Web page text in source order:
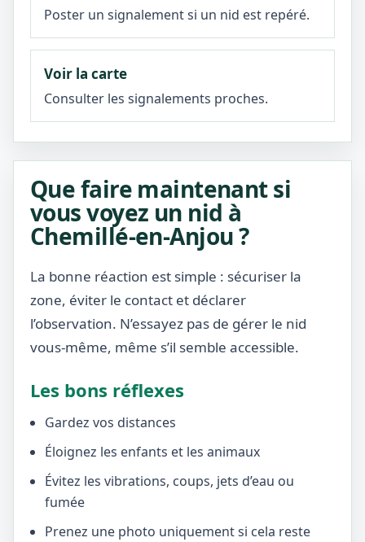
Poster un signalement si un nid est repéré.
Voir la carte
Consulter les signalements proches.
Que faire maintenant si
vous voyez un nid à
Chemillé-en-Anjou ?
La bonne réaction est simple : sécuriser la
zone, éviter le contact et déclarer
l’observation. N’essayez pas de gérer le nid
vous-même, même s’il semble accessible.
Les bons réflexes
Gardez vos distances
Éloignez les enfants et les animaux
Évitez les vibrations, coups, jets d’eau ou
fumée
Prenez une photo uniquement si cela reste